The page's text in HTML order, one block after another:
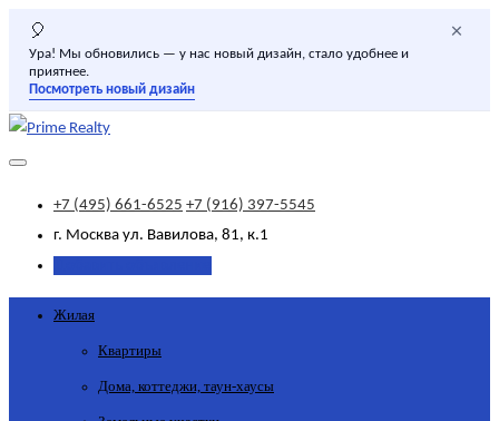
🎈
Ура! Мы обновились — у нас новый дизайн, стало удобнее и
приятнее.
Посмотреть новый дизайн
×
+7 (495) 661-6525 +7 (916) 397-5545
г. Москва ул. Вавилова, 81, к.1
Жилая
Квартиры
Дома, коттеджи, таун-хаусы